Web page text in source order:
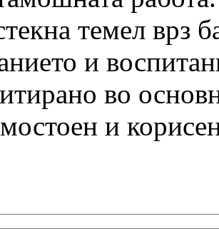
темел врз
и
во
и